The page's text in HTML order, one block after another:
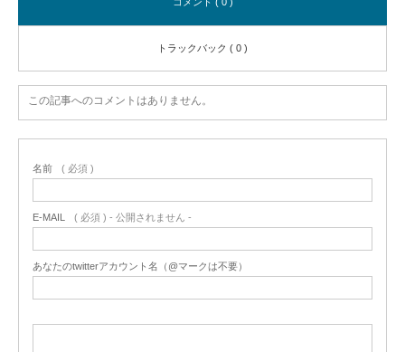
トラックバック ( 0 )
この記事へのコメントはありません。
名前 ( 必須 )
E-MAIL ( 必須 ) - 公開されません -
あなたのtwitterアカウント名（@マークは不要）